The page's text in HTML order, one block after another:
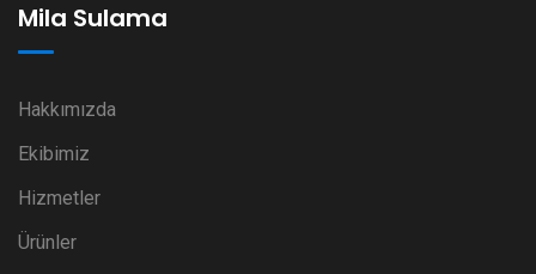
Mila Sulama
Hakkımızda
Ekibimiz
Hizmetler
Ürünler